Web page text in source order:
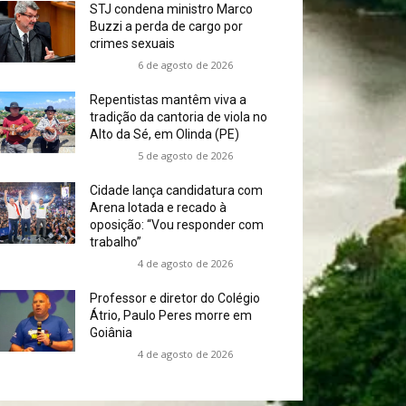
STJ condena ministro Marco
Buzzi a perda de cargo por
crimes sexuais
6 de agosto de 2026
Repentistas mantêm viva a
tradição da cantoria de viola no
Alto da Sé, em Olinda (PE)
5 de agosto de 2026
Cidade lança candidatura com
Arena lotada e recado à
oposição: “Vou responder com
trabalho”
4 de agosto de 2026
Professor e diretor do Colégio
Átrio, Paulo Peres morre em
Goiânia
4 de agosto de 2026